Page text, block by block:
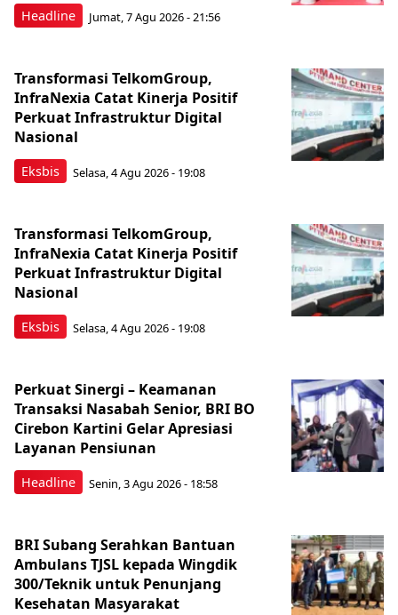
Headline Jumat, 7 Agu 2026 - 21:56
Eksbis
Transformasi TelkomGroup,
InfraNexia Catat Kinerja Positif
Perkuat Infrastruktur Digital
Nasional
Selasa, 4 Agu 2026 - 19:08
Eksbis
Transformasi TelkomGroup,
InfraNexia Catat Kinerja Positif
Perkuat Infrastruktur Digital
Nasional
Selasa, 4 Agu 2026 - 19:08
Headline
Perkuat Sinergi – Keamanan
Transaksi Nasabah Senior, BRI BO
Cirebon Kartini Gelar Apresiasi
Layanan Pensiunan
Senin, 3 Agu 2026 - 18:58
BRI Subang Serahkan Bantuan
Ambulans TJSL kepada Wingdik
300/Teknik untuk Penunjang
Kesehatan Masyarakat ​